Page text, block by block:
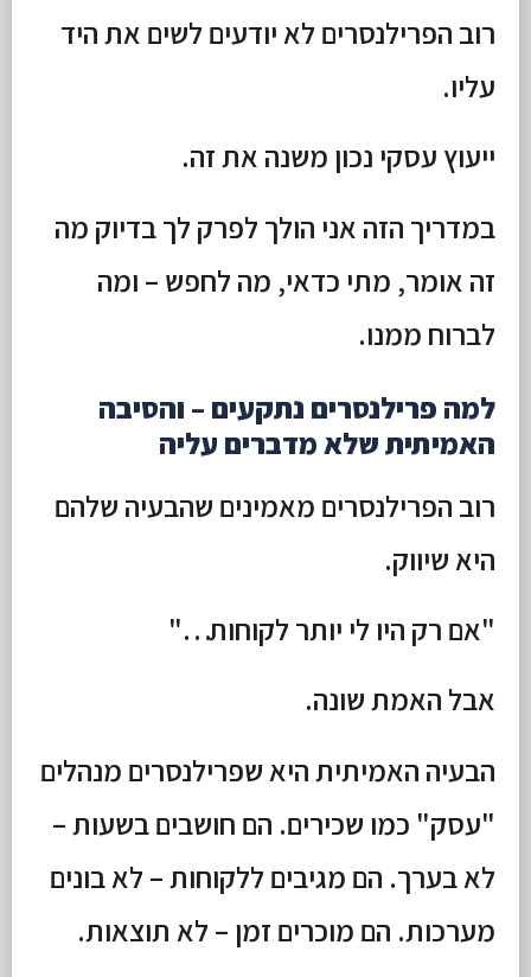
רוב הפרילנסרים לא יודעים לשים את היד
עליו.
ייעוץ עסקי נכון משנה את זה.
במדריך הזה אני הולך לפרק לך בדיוק מה
זה אומר, מתי כדאי, מה לחפש – ומה
לברוח ממנו.
למה פרילנסרים נתקעים – והסיבה
האמיתית שלא מדברים עליה
רוב הפרילנסרים מאמינים שהבעיה שלהם
היא שיווק.
"אם רק היו לי יותר לקוחות…"
אבל האמת שונה.
הבעיה האמיתית היא שפרילנסרים מנהלים
"עסק" כמו שכירים. הם חושבים בשעות –
לא בערך. הם מגיבים ללקוחות – לא בונים
מערכות. הם מוכרים זמן – לא תוצאות.